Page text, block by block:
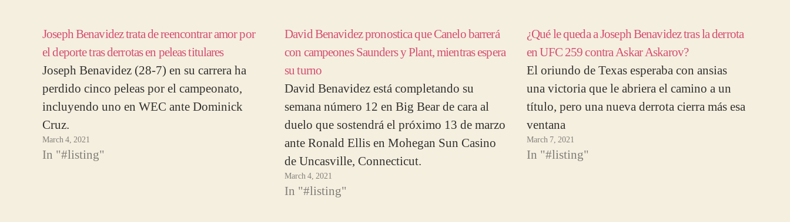
Joseph Benavidez trata de reencontrar amor por
el deporte tras derrotas en peleas titulares
Joseph Benavidez (28-7) en su carrera ha
perdido cinco peleas por el campeonato,
incluyendo uno en WEC ante Dominick
Cruz.
March 4, 2021
In "#listing"
David Benavidez pronostica que Canelo barrerá
con campeones Saunders y Plant, mientras espera
su turno
David Benavidez está completando su
semana número 12 en Big Bear de cara al
duelo que sostendrá el próximo 13 de marzo
ante Ronald Ellis en Mohegan Sun Casino
de Uncasville, Connecticut.
March 4, 2021
In "#listing"
¿Qué le queda a Joseph Benavidez tras la derrota
en UFC 259 contra Askar Askarov?
El oriundo de Texas esperaba con ansias
una victoria que le abriera el camino a un
título, pero una nueva derrota cierra más esa
ventana
March 7, 2021
In "#listing"